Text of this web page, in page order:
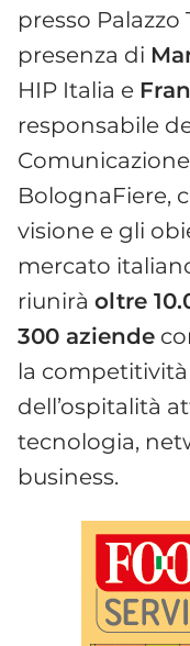
presso Palazzo
presenza di
HIP Italia e
responsabile
BolognaFiere,
visione e gli
mercato
riunirà oltre
300 aziende
la
dell’ospitalità
tecnologia,
business.